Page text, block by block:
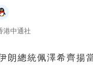
港中通社
朗總統佩澤希齊揚